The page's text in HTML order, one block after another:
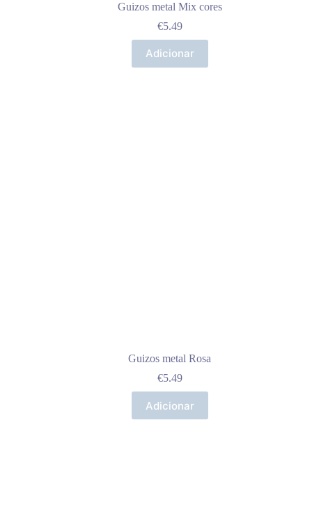
Guizos metal Mix cores
€5.49
Adicionar
Guizos metal Rosa
€5.49
Adicionar